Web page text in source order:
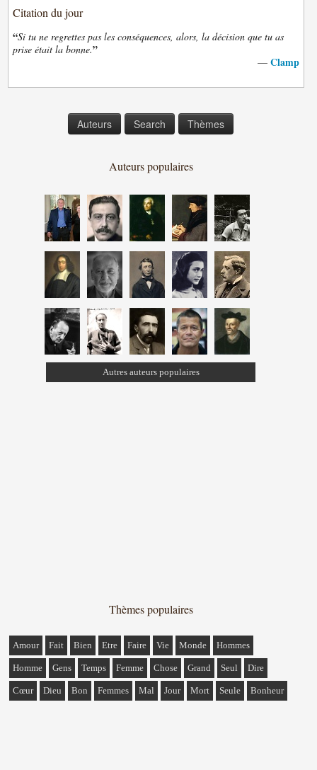
Citation du jour
“Si tu ne regrettes pas les conséquences, alors, la décision que tu as
prise était la bonne.”
— Clamp
Auteurs Search Thèmes
Auteurs populaires
Autres auteurs populaires
Thèmes populaires
Amour Fait Bien Etre Faire Vie Monde Hommes
Homme Gens Temps Femme Chose Grand Seul Dire
Cœur Dieu Bon Femmes Mal Jour Mort Seule Bonheur